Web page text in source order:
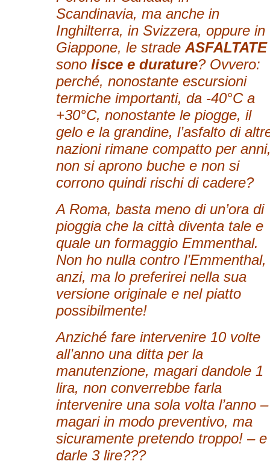
Scandinavia, ma anche in
Inghilterra, in Svizzera, oppure in
Giappone, le strade ASFALTATE
sono lisce e durature? Ovvero:
perché, nonostante escursioni
termiche importanti, da -40°C a
+30°C, nonostante le piogge, il
gelo e la grandine, l’asfalto di
nazioni rimane compatto per
non si aprono buche e non si
corrono quindi rischi di cadere?
A Roma, basta meno di un’ora di
pioggia che la città diventa tale e
quale un formaggio Emmenthal.
Non ho nulla contro l’Emmenthal,
anzi, ma lo preferirei nella sua
versione originale e nel piatto
possibilmente!
Anziché fare intervenire 10 volte
all’anno una ditta per la
manutenzione, magari dandole 1
lira, non converrebbe farla
intervenire una sola volta l’anno –
magari in modo preventivo, ma
sicuramente pretendo troppo! – e
darle 3 lire???